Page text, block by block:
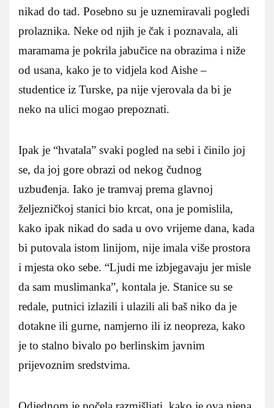
nikad do tad. Posebno su je uznemiravali pogledi
prolaznika. Neke od njih je čak i poznavala, ali
maramama je pokrila jabučice na obrazima i niže
od usana, kako je to vidjela kod Aishe –
studentice iz Turske, pa nije vjerovala da bi je
neko na ulici mogao prepoznati.
Ipak je “hvatala” svaki pogled na sebi i činilo joj
se, da joj gore obrazi od nekog čudnog
uzbuđenja. Iako je tramvaj prema glavnoj
željezničkoj stanici bio krcat, ona je pomislila,
kako ipak nikad do sada u ovo vrijeme dana, kada
bi putovala istom linijom, nije imala više prostora
i mjesta oko sebe. “Ljudi me izbjegavaju jer misle
da sam muslimanka”, kontala je. Stanice su se
redale, putnici izlazili i ulazili ali baš niko da je
dotakne ili gurne, namjerno ili iz neopreza, kako
je to stalno bivalo po berlinskim javnim
prijevoznim sredstvima.